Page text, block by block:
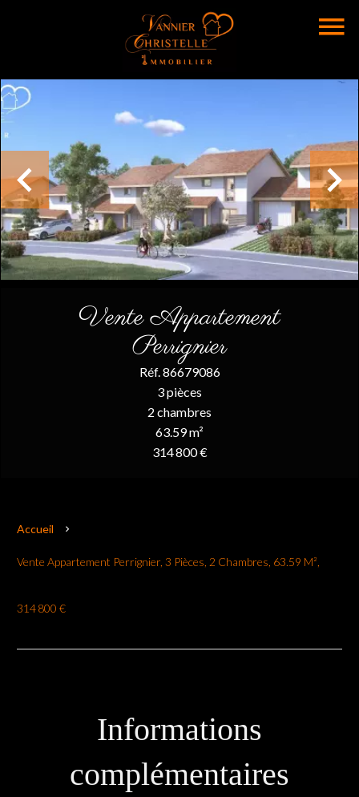
Vente Appartement
Perrignier
Réf. 86679086
3 pièces
2 chambres
63.59 m²
314 800 €
Accueil
Vente Appartement Perrignier, 3 Pièces, 2 Chambres, 63.59 M²,
314 800 €
Informations
complémentaires